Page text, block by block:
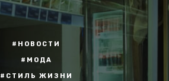
#НОВОСТИ
#МОДА
#СТИЛЬ ЖИЗНИ